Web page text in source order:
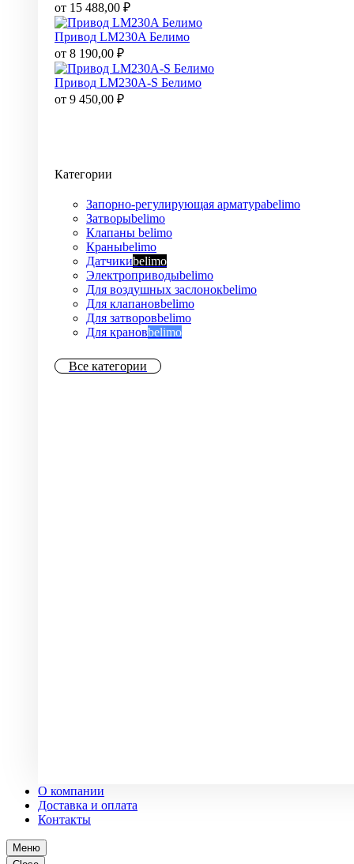
от 15 488,00 ₽
Привод LM230A Белимо
от 8 190,00 ₽
Привод LM230A-S Белимо
от 9 450,00 ₽
Категории
Запорно-регулирующая арматураbelimo
Затворыbelimo
Клапаны belimo
Краныbelimo
Датчикиbelimo
Электроприводыbelimo
Для воздушных заслонокbelimo
Для клапановbelimo
Для затворовbelimo
Для крановbelimo
Все категории
О компании
Доставка и оплата
Контакты
Меню